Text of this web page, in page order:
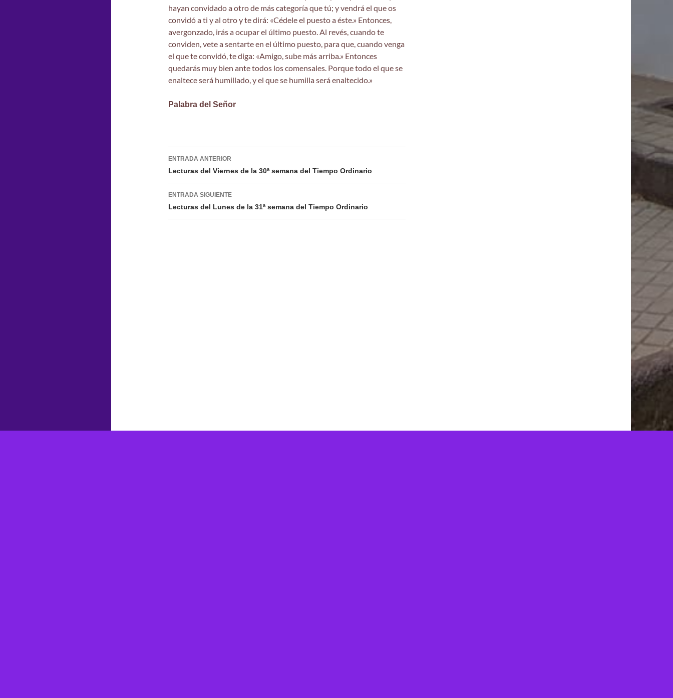
hayan convidado a otro de más categoría que tú; y vendrá el que os
convidó a ti y al otro y te dirá: «Cédele el puesto a éste.» Entonces,
avergonzado, irás a ocupar el último puesto. Al revés, cuando te
conviden, vete a sentarte en el último puesto, para que, cuando venga
el que te convidó, te diga: «Amigo, sube más arriba.» Entonces
quedarás muy bien ante todos los comensales. Porque todo el que se
enaltece será humillado, y el que se humilla será enaltecido.»
Palabra del Señor
Navegación
de
entradas
ENTRADA ANTERIOR
Lecturas del Viernes de la 30ª semana del Tiempo Ordinario
ENTRADA SIGUIENTE
Lecturas del Lunes de la 31ª semana del Tiempo Ordinario